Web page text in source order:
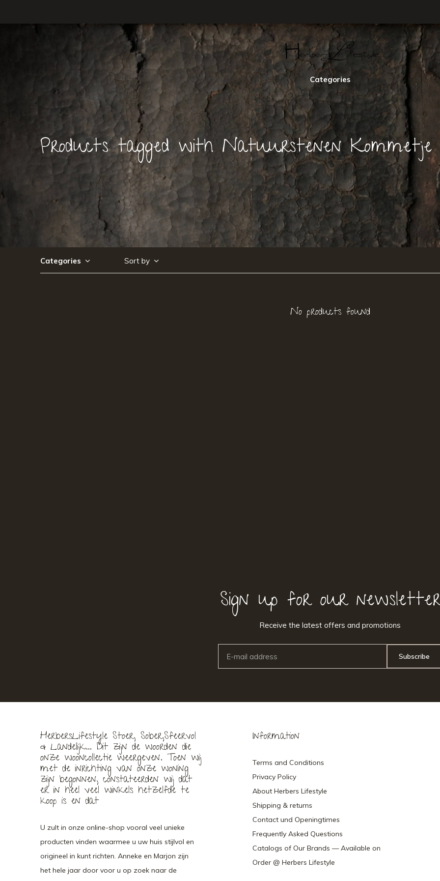
Categories
Products tagged with Natuurstenen Kommetje
Categories Sort by
No products found
Sign up for our
Receive the latest offers and promotions
Subscribe
HerbersLifestyle Stoer, Sober,Sfeervol
& Landelijk... Dit zijn de woorden die
onze wooncollectie weergeven. Toen wij
met de inrichting van onze woning
zijn begonnen, constateerden wij dat
er in heel veel winkels hetzelfde te
koop is en dat
U zult in onze online-shop vooral veel unieke
producten vinden waarmee u uw huis stijlvol en
origineel in kunt richten. Anneke en Marjon zijn
het hele jaar door voor u op zoek naar de
Information
Terms and Conditions
Privacy Policy
About Herbers Lifestyle
Shipping & returns
Contact und Openingtimes
Frequently Asked Questions
Catalogs of Our Brands — Available on
Order @ Herbers Lifestyle